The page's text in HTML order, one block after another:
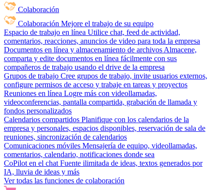
Colaboración
Colaboración Mejore el trabajo de su equipo
Espacio de trabajo en línea Utilice chat, feed de actividad,
comentarios, reacciones, anuncios de video para toda la empresa
Documentos en línea y almacenamiento de archivos Almacene,
comparta y edite documentos en línea fácilmente con sus
compañeros de trabajo usando el drive de la empresa
Grupos de trabajo Cree grupos de trabajo, invite usuarios externos,
configure permisos de acceso y trabaje en tareas y proyectos
Reuniones en línea Logre más con videollamadas,
videoconferencias, pantalla compartida, grabación de llamada y
fondos personalizados
Calendarios compartidos Planifique con los calendarios de la
empresa y personales, espacios disponibles, reservación de sala de
reuniones, sincronización de calendarios
Comunicaciones móviles Mensajería de equipo, videollamadas,
comentarios, calendario, notificaciones donde sea
CoPilot en el chat Fuente ilimitada de ideas, textos generados por
IA, lluvia de ideas y más
Ver todas las funciones de colaboración